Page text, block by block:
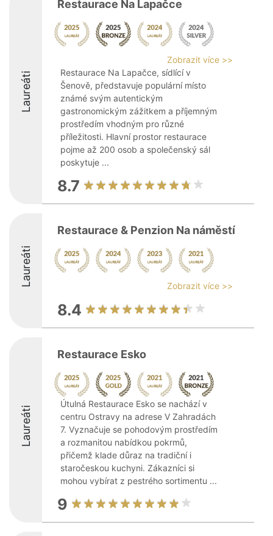
Laureáti
Restaurace Na Lapačce
Zobrazit více >>
Restaurace Na Lapačce, sídlící v
Šenově, představuje populární místo
známé svým autentickým
gastronomickým zážitkem a příjemným
prostředím vhodným pro různé
příležitosti. Hlavní prostor restaurace
pojme až 200 osob a společenský sál
poskytuje ...
8.7
Laureáti
Restaurace & Penzion Na náměstí
Zobrazit více >>
8.4
Laureáti
Restaurace Esko
Útulná Restaurace Esko se nachází v
centru Ostravy na adrese V Zahradách
7. Vyznačuje se pohodovým prostředím
a rozmanitou nabídkou pokrmů,
přičemž klade důraz na tradiční i
staročeskou kuchyni. Zákazníci si
mohou vybírat z pestrého sortimentu ...
9